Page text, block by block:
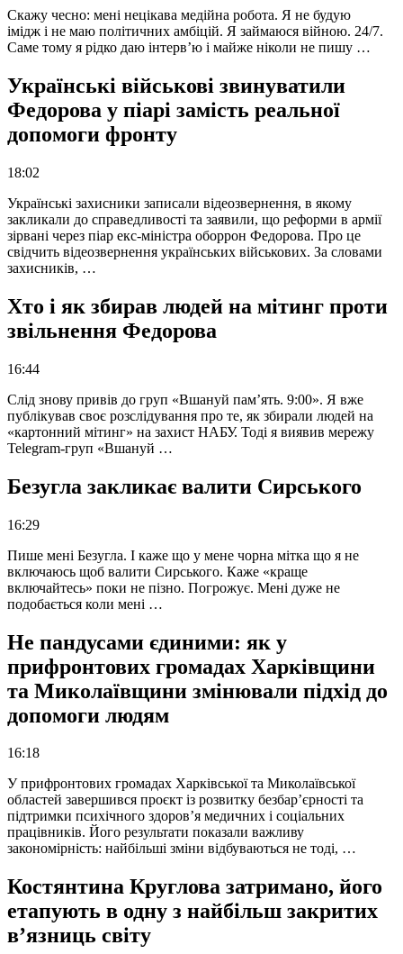
Скажу чесно: мені нецікава медійна робота. Я не будую
імідж і не маю політичних амбіцій. Я займаюся війною. 24/7.
Саме тому я рідко даю інтерв’ю і майже ніколи не пишу …
Українські військові звинуватили
Федорова у піарі замість реальної
допомоги фронту
18:02
Українські захисники записали відеозвернення, в якому
закликали до справедливості та заявили, що реформи в армії
зірвані через піар екс-міністра оборрон Федорова. Про це
свідчить відеозвернення українських військових. За словами
захисників, …
Хто і як збирав людей на мітинг проти
звільнення Федорова
16:44
Слід знову привів до груп «Вшануй пам’ять. 9:00». Я вже
публікував своє розслідування про те, як збирали людей на
«картонний мітинг» на захист НАБУ. Тоді я виявив мережу
Telegram-груп «Вшануй …
Безугла закликає валити Сирського
16:29
Пише мені Безугла. І каже що у мене чорна мітка що я не
включаюсь щоб валити Сирського. Каже «краще
включайтесь» поки не пізно. Погрожує. Мені дуже не
подобається коли мені …
Не пандусами єдиними: як у
прифронтових громадах Харківщини
та Миколаївщини змінювали підхід до
допомоги людям
16:18
У прифронтових громадах Харківської та Миколаївської
областей завершився проєкт із розвитку безбар’єрності та
підтримки психічного здоров’я медичних і соціальних
працівників. Його результати показали важливу
закономірність: найбільші зміни відбуваються не тоді, …
Костянтина Круглова затримано, його
етапують в одну з найбільш закритих
в’язниць світу